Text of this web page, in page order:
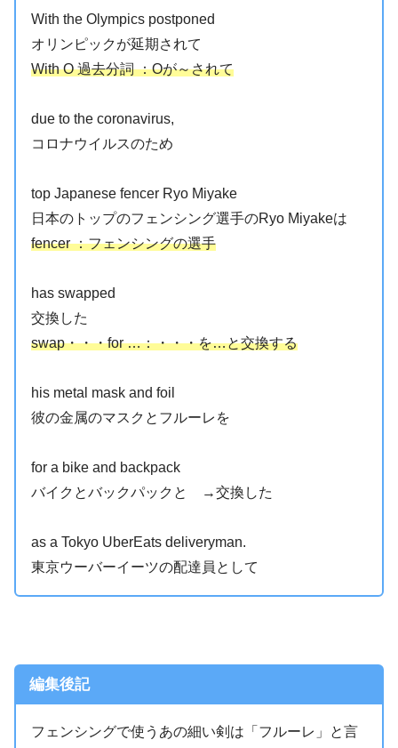
With the Olympics postponed
オリンピックが延期されて
With O 過去分詞 ：Oが～されて
due to the coronavirus,
コロナウイルスのため
top Japanese fencer Ryo Miyake
日本のトップのフェンシング選手のRyo Miyakeは
fencer ：フェンシングの選手
has swapped
交換した
swap・・・for …：・・・を…と交換する
his metal mask and foil
彼の金属のマスクとフルーレを
for a bike and backpack
バイクとバックパックと →交換した
as a Tokyo UberEats deliveryman.
東京ウーバーイーツの配達員として
編集後記
フェンシングで使うあの細い剣は「フルーレ」と言